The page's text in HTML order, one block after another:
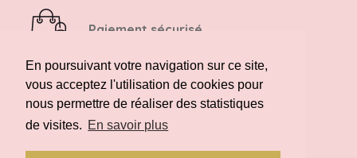
En poursuivant votre navigation sur ce site,
vous acceptez l'utilisation de cookies pour
nous permettre de réaliser des statistiques
de visites. En savoir plus
Paiement sécurisé
Retour possible sous 14 jours